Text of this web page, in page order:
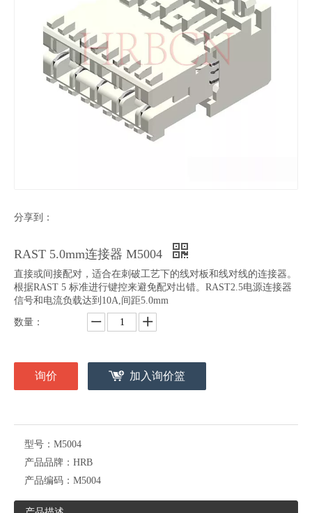
RAST 5.0连接器 M5038 180°出线
RAST 5.0mm针座连接器 M5016 母压接端子 T25001
分享到：
RAST 5.0mm连接器 M5004
直接或间接配对，适合在刺破工艺下的线对板和线对线的连接器。
根据RAST 5 标准进行键控来避免配对出错。RAST2.5电源连接器
信号和电流负载达到10A,间距5.0mm
数量：
询价 加入询价篮
型号： M5004
产品品牌： HRB
产品编码： M5004